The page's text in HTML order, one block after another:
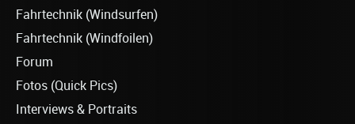
Fahrtechnik (Windsurfen)
Fahrtechnik (Windfoilen)
Forum
Fotos (Quick Pics)
Interviews & Portraits